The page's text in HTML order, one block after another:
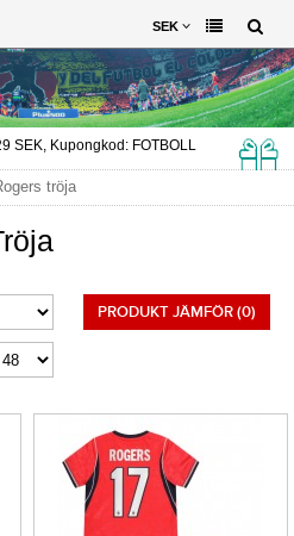
SEK
SEK, Kupongkod: FOTBOLL
tröja
PRODUKT JÄMFÖR (0)